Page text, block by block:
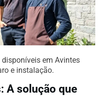
em Avintes
e instalação.
A solução que